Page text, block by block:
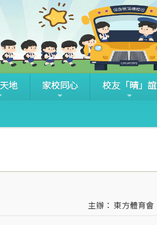
地 家校同心 校友「晴」誼
主辦： 東方體育會